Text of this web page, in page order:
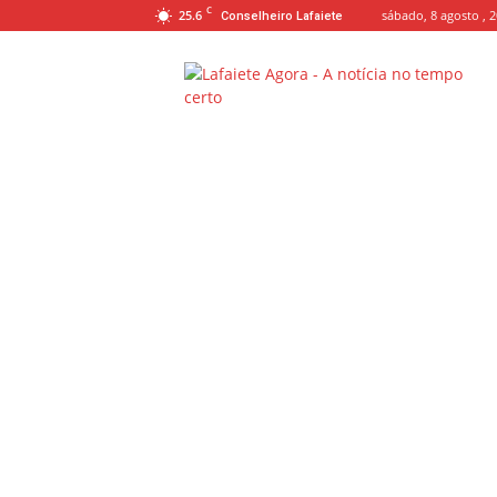
25.6 C Conselheiro Lafaiete sábado, 8 agosto ,
Lafaiete
Agora